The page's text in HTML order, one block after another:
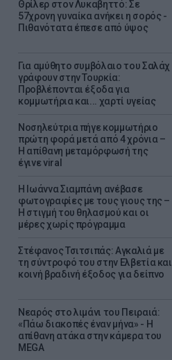
Θρίλερ στον Λυκαβηττό: Σε
57χρονη γυναίκα ανήκει η σορός -
Πιθανότατα έπεσε από ύψος
Για αμύθητο συμβόλαιο του Σαλάχ
γράφουν στην Τουρκία:
Προβλέπονται έξοδα για
κομμωτήρια και... χαρτί υγείας
Νοσηλεύτρια πήγε κομμωτήριο
πρώτη φορά μετά από 4 χρόνια –
Η απίθανη μεταμόρφωσή της
έγινε viral
H Ιωάννα Σιαμπάνη ανέβασε
φωτογραφίες με τους γιους της –
Η στιγμή του θηλασμού και οι
μέρες χωρίς πρόγραμμα
Στέφανος Τσιτσιπάς: Αγκαλιά με
τη σύντροφό του στην Ελβετία και
κοινή βραδινή έξοδος για δείπνο
Νεαρός στο λιμάνι του Πειραιά:
«Πάω διακοπές έναν μήνα» - Η
απίθανη ατάκα στην κάμερα του
MEGA